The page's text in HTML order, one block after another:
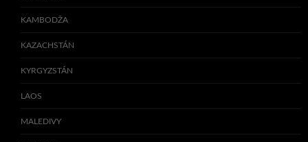
KAMBODŽA
KAZACHSTÁN
KYRGYZSTÁN
LAOS
MALEDIVY